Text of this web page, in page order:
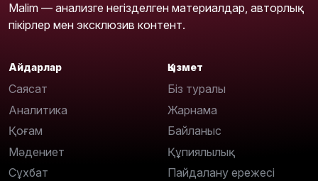
Malim — анализге негізделген материалдар, авторлық
пікірлер мен эксклюзив контент.
Айдарлар
Саясат
Аналитика
Қоғам
Мәдениет
Сұхбат
Қызмет
Біз туралы
Жарнама
Байланыс
Құпиялылық
Пайдалану ережесі